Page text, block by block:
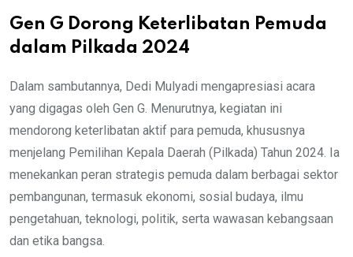
Gen G Dorong Keterlibatan Pemuda
dalam Pilkada 2024
Dalam sambutannya, Dedi Mulyadi mengapresiasi acara
yang digagas oleh Gen G. Menurutnya, kegiatan ini
mendorong keterlibatan aktif para pemuda, khususnya
menjelang Pemilihan Kepala Daerah (Pilkada) Tahun 2024. Ia
menekankan peran strategis pemuda dalam berbagai sektor
pembangunan, termasuk ekonomi, sosial budaya, ilmu
pengetahuan, teknologi, politik, serta wawasan kebangsaan
dan etika bangsa.